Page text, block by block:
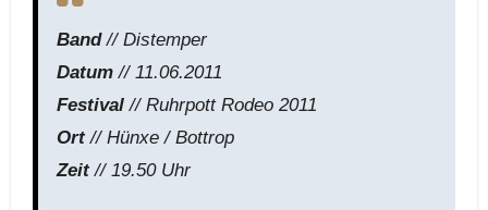
Band// Distemper
Datum// 11.06.2011
Festival// Ruhrpott Rodeo 2011
Ort// Hünxe / Bottrop
Zeit// 19.50 Uhr